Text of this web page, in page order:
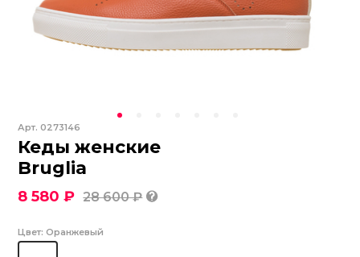
Арт.0273146
Кеды женские
Bruglia
8 580 ₽ 28 600 ₽
Цвет: Оранжевый